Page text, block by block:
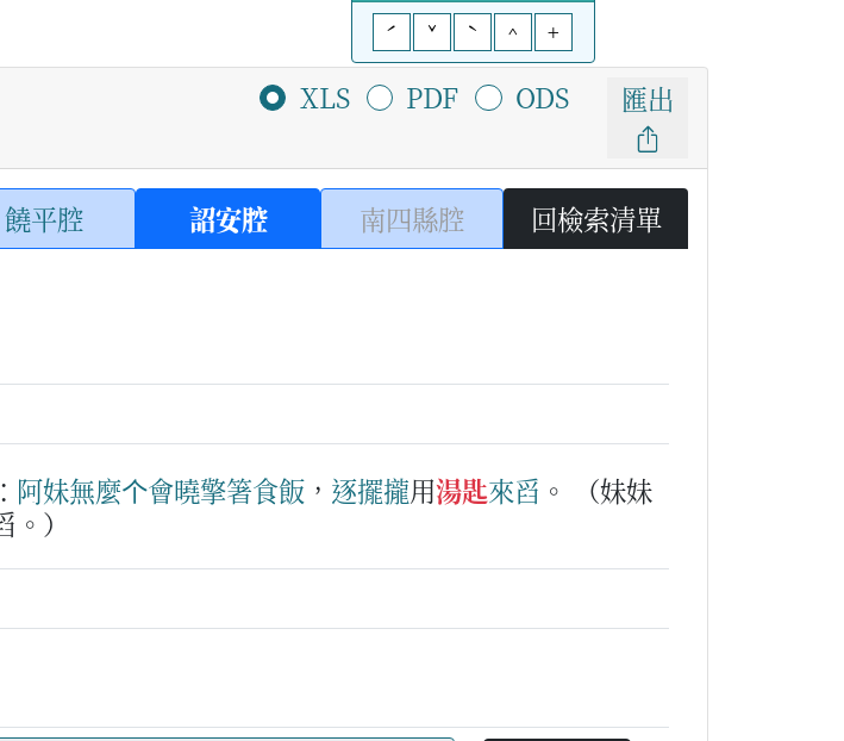
ˊ
ˇ ˋ ^ +
XLS PDF ODS 匯出
饒平腔 詔安腔 南四縣腔 回檢索清單
阿妹無麼个會曉擎箸食飯 ， 逐擺攏用湯匙來舀 。
（妹妹
）